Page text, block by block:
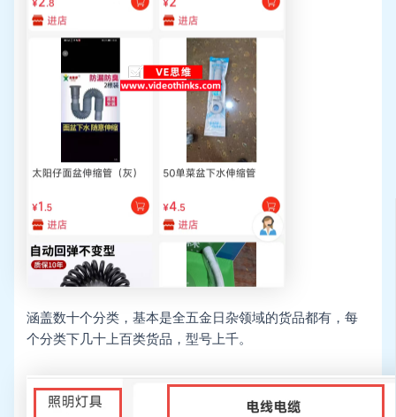
涵盖数十个分类，基本是全五金日杂领域的货品都有，每
个分类下几十上百类货品，型号上千。